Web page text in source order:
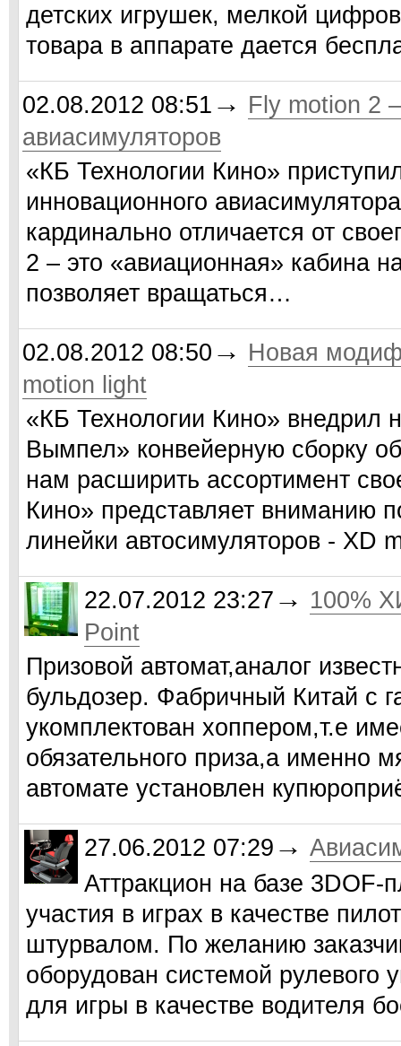
детских игрушек, мелкой
товара в аппарате дается
02.08.2012 08:51 → Fly motion 2
авиасимуляторов
«КБ Технологии Кино»
инновационного
кардинально отличается от
2 – это «авиационная» кабина
позволяет вращаться…
02.08.2012 08:50 → Новая
motion light
«КБ Технологии Кино» внедрил
Вымпел» конвейерную сборку
нам расширить ассортимент
Кино» представляет вниманию
линейки автосимуляторов - XD
22.07.2012 23:27 → 100%
Point
Призовой автомат,аналог
бульдозер. Фабричный Китай с
укомплектован хоппером,т.е
обязательного приза,а именно
автомате установлен
27.06.2012 07:29 →
Аттракцион на базе
участия в играх в качестве
штурвалом. По желанию
оборудован системой рулевого
для игры в качестве водителя